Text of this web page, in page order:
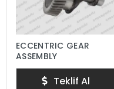
ECCENTRIC GEAR
ASSEMBLY
Teklif Al